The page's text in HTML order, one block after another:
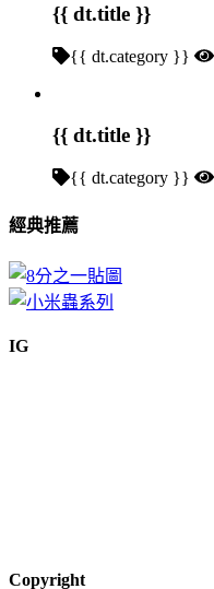
{{ dt.title }}
{{ dt.category }}
{{ dt.title }}
{{ dt.category }}
經典推薦
IG
Copyright